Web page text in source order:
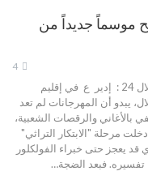
موسماً جديداً من
أزيلال 24 : إدير ع في إقليم
يبدو أن المهرجانات لم تعد
بالأغاني والرقصات الشعبية،
مرحلة "الابتكار التراثي"
قد يعجز حتى خبراء الفولكلور
فبعد الضجة…